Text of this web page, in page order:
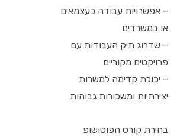
– אפשרויות עבודה כעצמאים
או במשרדים
– שדרוג תיק העבודות עם
פרויקטים מקוריים
– יכולת קדימה למשרות
יצירתיות ומשכורות גבוהות
בחירת קורס הפוטושופ